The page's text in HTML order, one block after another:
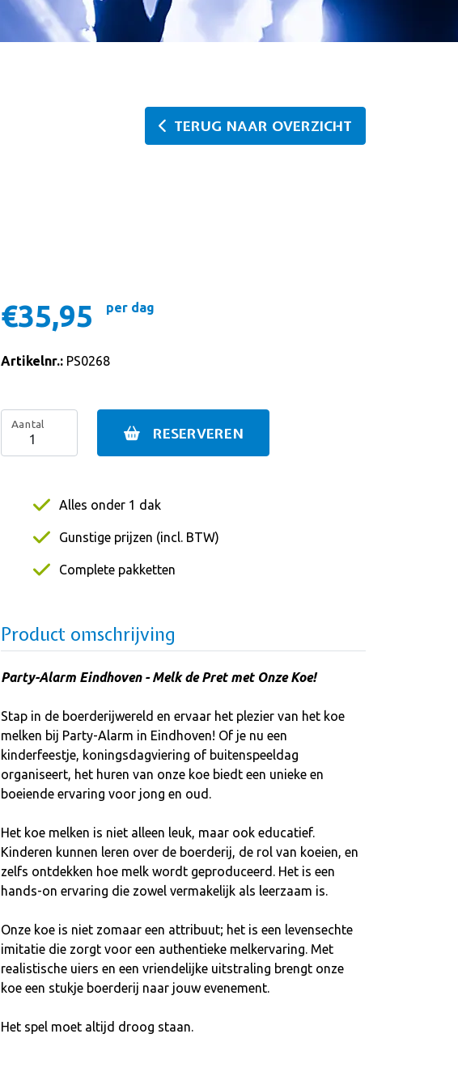
TERUG NAAR OVERZICHT
€35,95 per dag
Artikelnr.: PS0268
Aantal RESERVEREN
Alles onder 1 dak
Gunstige prijzen (incl. BTW)
Complete pakketten
Product omschrijving
Party-Alarm Eindhoven - Melk de Pret met Onze Koe!
Stap in de boerderijwereld en ervaar het plezier van het koe
melken bij Party-Alarm in Eindhoven! Of je nu een
kinderfeestje, koningsdagviering of buitenspeeldag
organiseert, het huren van onze koe biedt een unieke en
boeiende ervaring voor jong en oud.
Het koe melken is niet alleen leuk, maar ook educatief.
Kinderen kunnen leren over de boerderij, de rol van koeien, en
zelfs ontdekken hoe melk wordt geproduceerd. Het is een
hands-on ervaring die zowel vermakelijk als leerzaam is.
Onze koe is niet zomaar een attribuut; het is een levensechte
imitatie die zorgt voor een authentieke melkervaring. Met
realistische uiers en een vriendelijke uitstraling brengt onze
koe een stukje boerderij naar jouw evenement.
Het spel moet altijd droog staan.